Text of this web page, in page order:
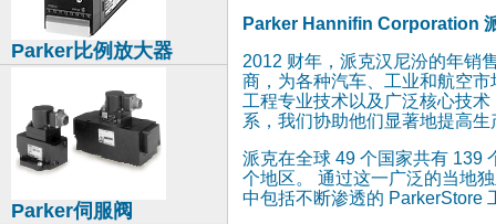
Parker Hannifin Corporation
2012 财年，派克汉尼汾的年销
商，为各种汽车、工业和航空
工程专业技术以及广泛核心技
系，我们协助他们显著地提高
派克在全球 49 个国家共有 139
个地区。 通过这一广泛的当地
中包括不断渗透的 ParkerStore
Parker比例放大器
Parker伺服阀